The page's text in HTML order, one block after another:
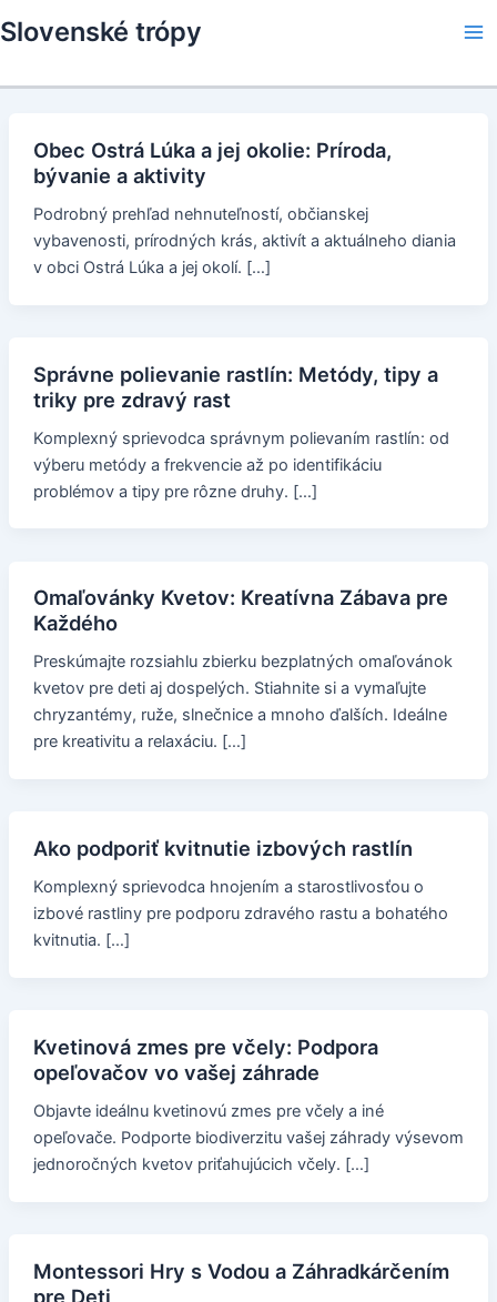
to
Slovenské trópy
Obec Ostrá Lúka a jej okolie: Príroda,
bývanie a aktivity
Podrobný prehľad nehnuteľností, občianskej
vybavenosti, prírodných krás, aktivít a aktuálneho diania
v obci Ostrá Lúka a jej okolí. […]
Správne polievanie rastlín: Metódy, tipy a
triky pre zdravý rast
Komplexný sprievodca správnym polievaním rastlín: od
výberu metódy a frekvencie až po identifikáciu
problémov a tipy pre rôzne druhy. […]
Omaľovánky Kvetov: Kreatívna Zábava pre
Každého
Preskúmajte rozsiahlu zbierku bezplatných omaľovánok
kvetov pre deti aj dospelých. Stiahnite si a vymaľujte
chryzantémy, ruže, slnečnice a mnoho ďalších. Ideálne
pre kreativitu a relaxáciu. […]
Ako podporiť kvitnutie izbových rastlín
Komplexný sprievodca hnojením a starostlivosťou o
izbové rastliny pre podporu zdravého rastu a bohatého
kvitnutia. […]
Kvetinová zmes pre včely: Podpora
opeľovačov vo vašej záhrade
Objavte ideálnu kvetinovú zmes pre včely a iné
opeľovače. Podporte biodiverzitu vašej záhrady výsevom
jednoročných kvetov priťahujúcich včely. […]
Montessori Hry s Vodou a Záhradkárčením
pre Deti